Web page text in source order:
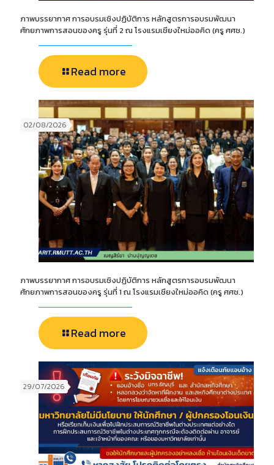
ภาพบรรยากาศ การอบรมเชิงปฏิบัติการ หลักสูตรการอบรมพัฒนา
ศักยภาพการสอนของครู รุ่นที่ 2 ณ โรงแรมเชียงใหม่ออคิด (ครู ศศช.)
Read more
02/08/2026
ภาพบรรยากาศ การอบรมเชิงปฏิบัติการ หลักสูตรการอบรมพัฒนา
ศักยภาพการสอนของครู รุ่นที่ 1 ณ โรงแรมเชียงใหม่ออคิด (ครู ศศช.)
Read more
29/07/2026